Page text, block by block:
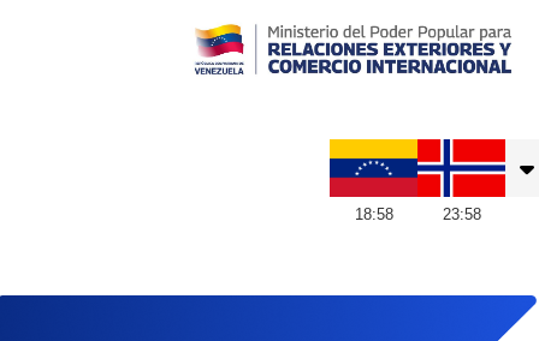
18:58 23:58